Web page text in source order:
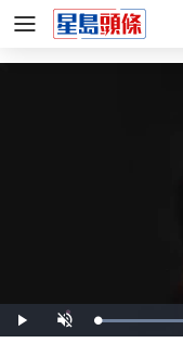
Play Unmute